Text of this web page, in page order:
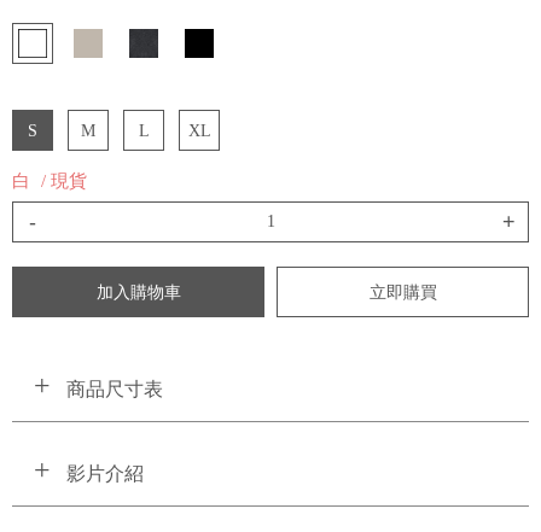
S M L XL
白 / 現貨
- +
加入購物車 立即購買
商品尺寸表
影片介紹